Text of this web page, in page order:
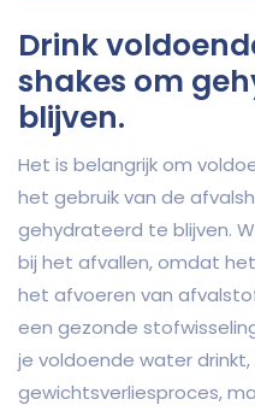
Drink
shakes om
blijven.
Het is belangrijk om
het gebruik van de
gehydrateerd te blijven.
bij het afvallen, omdat
het afvoeren van
een gezonde
je voldoende water
gewichtsverliesproces,